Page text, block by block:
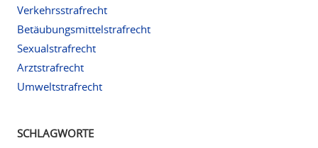
Verkehrsstrafrecht
Betäubungsmittelstrafrecht
Sexualstrafrecht
Arztstrafrecht
Umweltstrafrecht
SCHLAGWORTE